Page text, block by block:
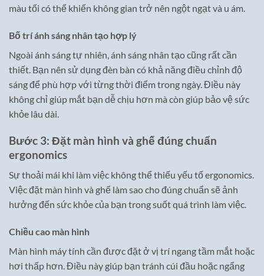
màu tối có thể khiến không gian trở nên ngột ngạt và u ám.
Bố trí ánh sáng nhân tạo hợp lý
Ngoài ánh sáng tự nhiên, ánh sáng nhân tạo cũng rất cần
thiết. Bạn nên sử dụng đèn bàn có khả năng điều chỉnh độ
sáng để phù hợp với từng thời điểm trong ngày. Điều này
không chỉ giúp mắt bạn dễ chịu hơn mà còn giúp bảo vệ sức
khỏe lâu dài.
Bước 3: Đặt màn hình và ghế đúng chuẩn
ergonomics
Sự thoải mái khi làm việc không thể thiếu yếu tố ergonomics.
Việc đặt màn hình và ghế làm sao cho đúng chuẩn sẽ ảnh
hưởng đến sức khỏe của bạn trong suốt quá trình làm việc.
Chiều cao màn hình
Màn hình máy tính cần được đặt ở vị trí ngang tầm mắt hoặc
hơi thấp hơn. Điều này giúp bạn tránh cúi đầu hoặc ngẩng